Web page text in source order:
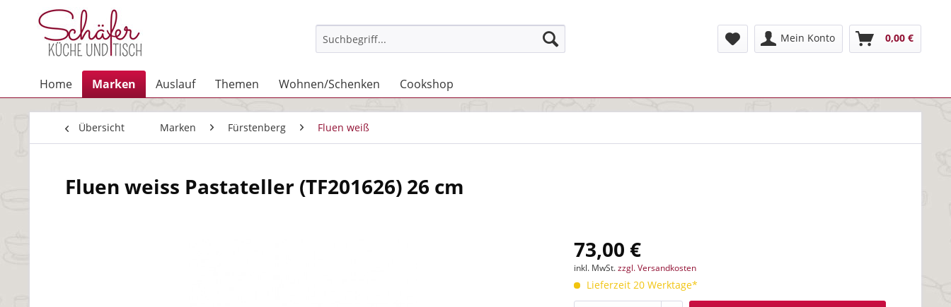
Mein Konto 0,00 €
Home Marken Auslauf Themen Wohnen/Schenken Cookshop
Übersicht Marken Fürstenberg Fluen weiß
Fluen weiss Pastateller (TF201626) 26 cm
73,00 €
inkl. MwSt.zzgl. Versandkosten
Lieferzeit 20 Werktage*